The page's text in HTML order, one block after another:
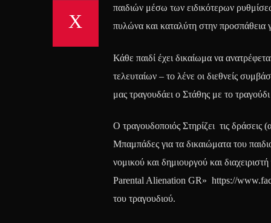
παιδιών μέσω των ειδικότερων
πυλώνα και καταλύτη στην προσπάθεια
Κάθε παιδί έχει δικαίωμα να
τελευταίων – το λένε οι διεθνείς
μας τραγουδάει ο Στάθης με το
Ο τραγουδοποιός Στηρίζει τις δράσεις
Μπαμπάδες για τα δικαιώματα του
νομικού και δημιουργού και
Parental Alienation GR» https://
του τραγουδιού.